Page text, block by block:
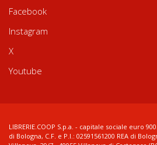
Facebook
Instagram
X
Youtube
LIBRERIE.COOP S.p.a. - capitale sociale euro
di Bologna, C.F. e P.I.: 02591561200 REA di